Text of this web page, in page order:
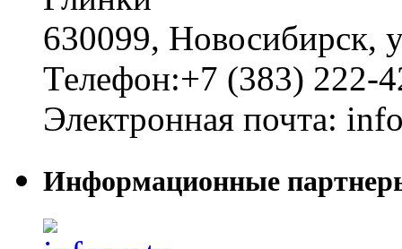
630099, Новосибирск,
Телефон:+7 (383) 222-
Электронная почта:
Информационные